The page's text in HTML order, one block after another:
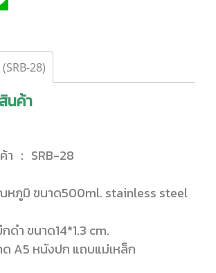
28)
นค้า
า ： SRB-28
หภูมิ ขนาด500ml. stainless steel
ดำ ขนาด14*1.3 cm.
A5 หนังปก แถบแม่เหล็ก